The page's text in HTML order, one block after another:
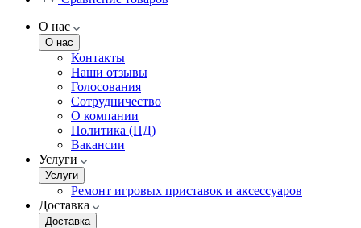
О нас
О нас
Контакты
Наши отзывы
Голосования
Сотрудничество
О компании
Политика (ПД)
Вакансии
Услуги
Услуги
Ремонт игровых приставок и аксессуаров
Доставка
Доставка